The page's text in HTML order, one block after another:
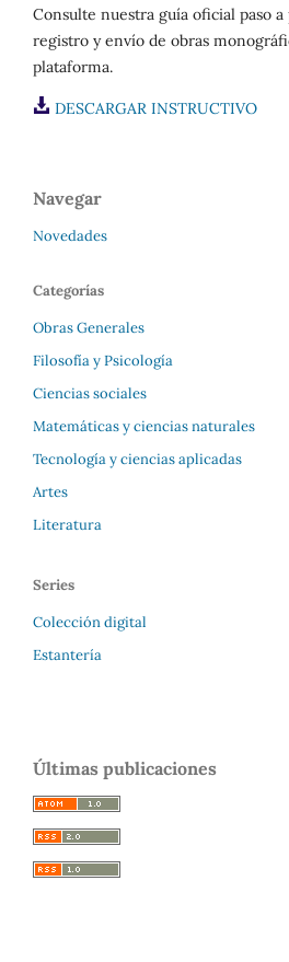
Consulte nuestra guía oficial paso
registro y envío de obras
plataforma.
DESCARGAR INSTRUCTIVO
Navegar
Novedades
Categorías
Obras Generales
Filosofía y Psicología
Ciencias sociales
Matemáticas y ciencias naturales
Tecnología y ciencias aplicadas
Artes
Literatura
Series
Colección digital
Estantería
Últimas publicaciones